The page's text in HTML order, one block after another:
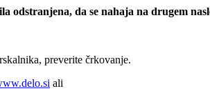
odstranjena, da se nahaja na drugem
preverite črkovanje.
ali